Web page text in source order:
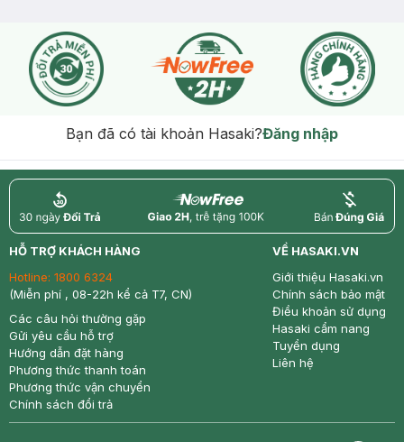
Bạn đã có tài khoản Hasaki?Đăng nhập
return nowfree price
HỖ TRỢ KHÁCH HÀNG
Hotline: 1800 6324
(Miễn phí , 08-22h kể cả T7, CN)
Các câu hỏi thường gặp
Gửi yêu cầu hỗ trợ
Hướng dẫn đặt hàng
Phương thức thanh toán
Phương thức vận chuyển
Chính sách đổi trả
VỀ HASAKI.VN
Giới thiệu Hasaki.vn
Chính sách bảo mật
Điều khoản sử dụng
Hasaki cẩm nang
Tuyển dụng
Liên hệ